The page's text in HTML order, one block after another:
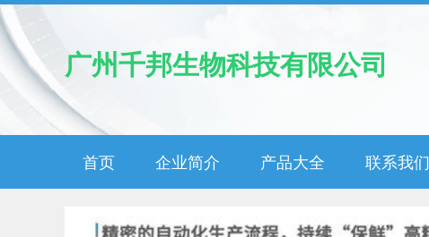
广州千邦生物科技有限公司
首页 企业简介 产品大全 联系我们